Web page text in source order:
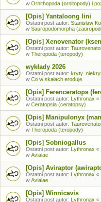
w Ornithopoda (ornitopody) i
[Opis] Yantaloong lini
Ostatni post autor: Stanisław
w Sauropodomorpha
[Opis] Xenovenator
Ostatni post autor:
w Theropoda (teropody)
wykłady 2026
Ostatni post autor:
w Co w skałach eroduje
[Opis] Ferenceratops
Ostatni post autor: Lythronax «
w Ceratopsia (ceratopsy)
[Opis] Manipulonyx
Ostatni post autor:
w Theropoda (teropody)
[Opis] Sobniogallus
Ostatni post autor: Lythronax «
w Avialae
[Opis] Aviraptor
Ostatni post autor: Lythronax «
w Avialae
[Opis] Winnicavis
Ostatni post autor: Lythronax «